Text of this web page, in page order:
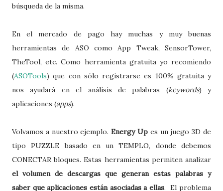
búsqueda de la misma.
En el mercado de pago hay muchas y muy buenas
herramientas de ASO como App Tweak, SensorTower,
TheTool, etc. Como herramienta gratuita yo recomiendo
(ASOTools) que con sólo registrarse es 100% gratuita y
nos ayudará en el análisis de palabras (keywords) y
aplicaciones (apps).
Volvamos a nuestro ejemplo.Energy Up es un juego 3D de
tipo PUZZLE basado en un TEMPLO, donde debemos
CONECTAR bloques. Estas herramientas permiten analizar
el volumen de descargas que generan estas palabras y
saber que aplicaciones están asociadas a ellas. El problema